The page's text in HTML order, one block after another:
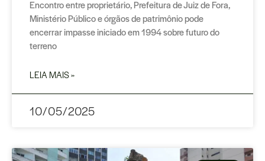
Encontro entre proprietário, Prefeitura de Juiz de Fora,
Ministério Público e órgãos de patrimônio pode
encerrar impasse iniciado em 1994 sobre futuro do
terreno
LEIA MAIS »
10/05/2025